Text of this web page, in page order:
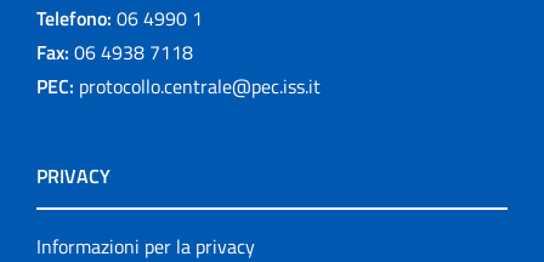
Telefono: 06 4990 1
Fax: 06 4938 7118
PEC: protocollo.centrale@pec.iss.it
PRIVACY
Informazioni per la privacy